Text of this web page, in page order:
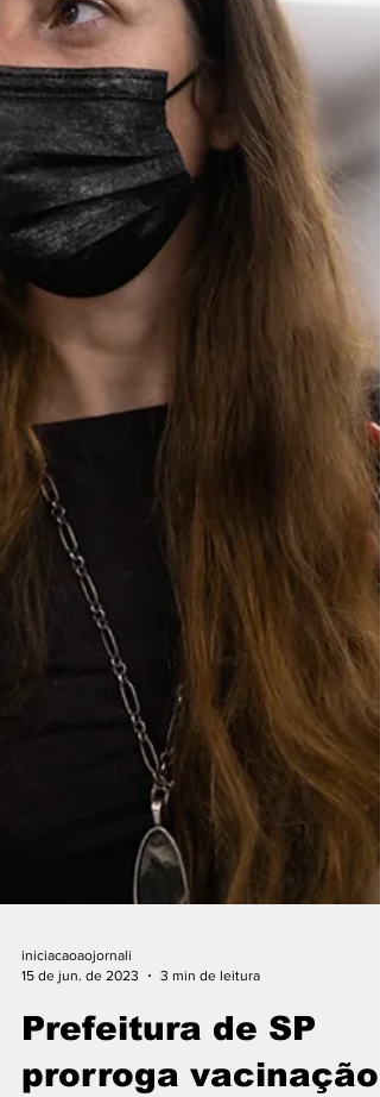
15 de jun. de 2023
3 min de leitura